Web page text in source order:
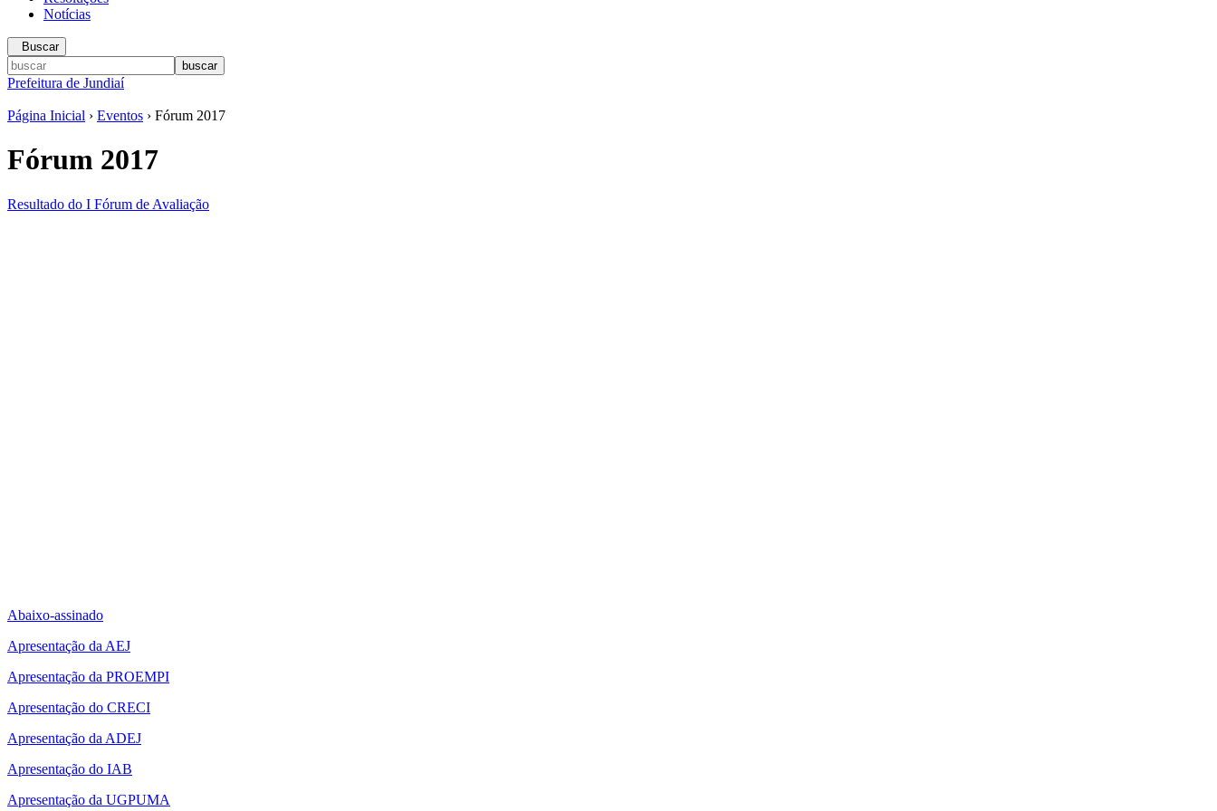
Notícias
Buscar
Prefeitura de Jundiaí
Página Inicial › Eventos › Fórum 2017
Fórum 2017
Resultado do I Fórum de Avaliação
Abaixo-assinado
Apresentação da AEJ
Apresentação da PROEMPI
Apresentação do CRECI
Apresentação da ADEJ
Apresentação do IAB
Apresentação da UGPUMA